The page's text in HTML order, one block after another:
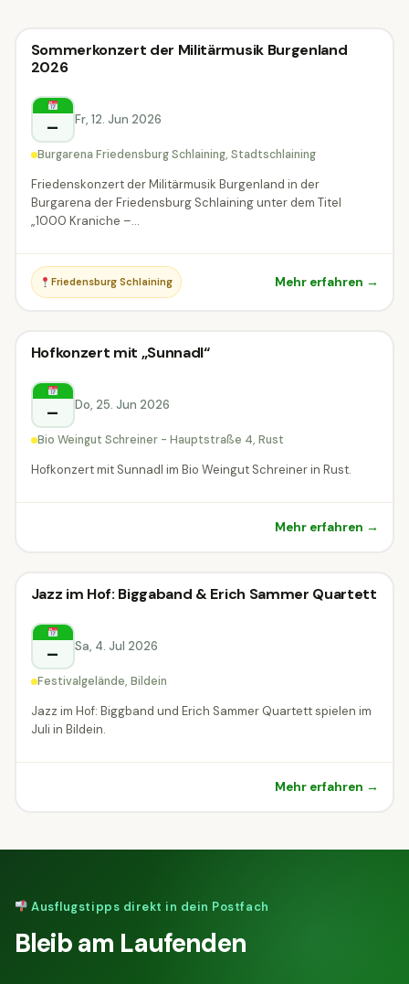
Konzert
Konzert
Sommerkonzert der Militärmusik Burgenland
2026
– Fr, 12. Jun 2026
Burgarena Friedensburg Schlaining, Stadtschlaining
Friedenskonzert der Militärmusik Burgenland in der
Burgarena der Friedensburg Schlaining unter dem Titel
„1000 Kraniche –...
Friedensburg Schlaining Mehr erfahren →
Konzert
Rust
Konzert
Hofkonzert mit „Sunnadl“
– Do, 25. Jun 2026
Bio Weingut Schreiner - Hauptstraße 4, Rust
Hofkonzert mit Sunnadl im Bio Weingut Schreiner in Rust.
Mehr erfahren →
Konzert
Bildein
Konzert
Jazz im Hof: Biggaband & Erich Sammer Quartett
– Sa, 4. Jul 2026
Festivalgelände, Bildein
Jazz im Hof: Biggband und Erich Sammer Quartett spielen im
Juli in Bildein.
Mehr erfahren →
Ausflugstipps direkt in dein Postfach
Bleib am Laufenden